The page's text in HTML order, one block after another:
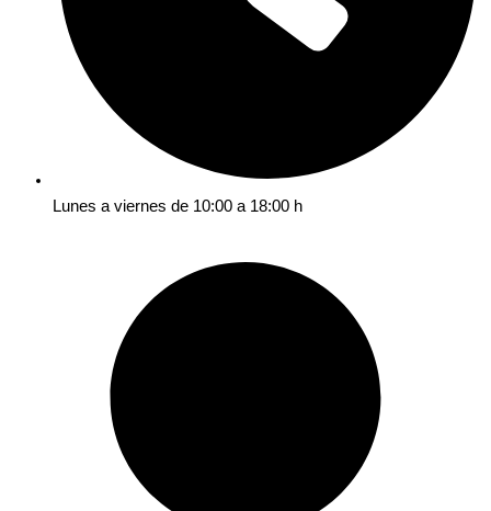
Lunes a viernes de 10:00 a 18:00 h